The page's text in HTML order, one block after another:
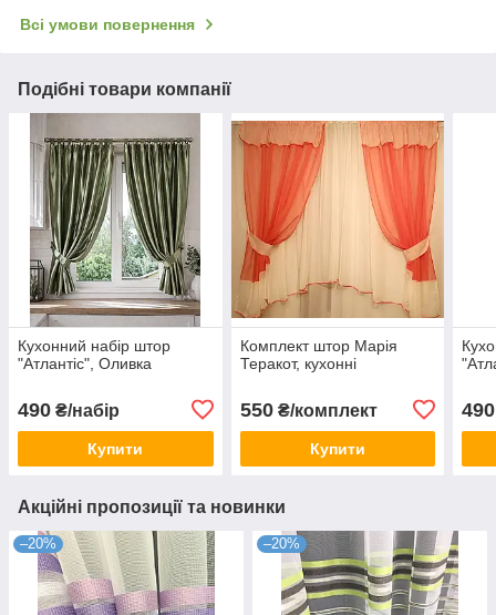
Всі умови повернення
Подібні товари компанії
Кухонний набір штор
"Атлантіс", Оливка
490 ₴/набір
Купити
Комплект штор Марія
Теракот, кухонні
550₴/комплект
Купити
490
Акційні пропозиції та новинки
–20% –20%